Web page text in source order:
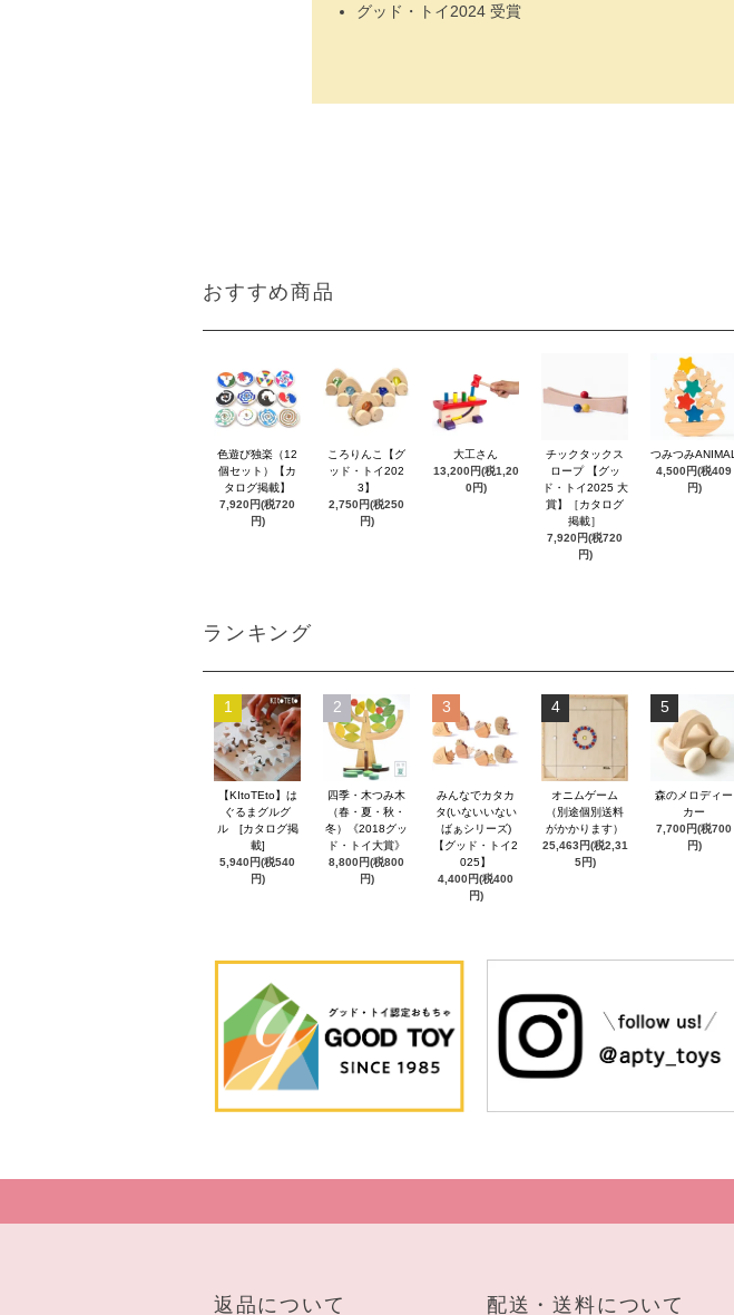
グッド・トイ2024 受賞
おすすめ商品
色遊び独楽（12
個セット）【カ
タログ掲載】
7,920円(税720
円)
ころりんこ【グ
ッド・トイ202
3】
2,750円(税250
円)
大工さん
13,200円(税1,20
0円)
チックタックス
ロープ 【グッ
ド・トイ2025 大
賞】［カタログ
掲載］
7,920円(税720
円)
つみつみANIMAL
4,500円(税409
円)
ランキング
1
【KItoTEto】は
ぐるまグルグ
ル [カタログ掲
載]
5,940円(税540
円)
2
四季・木つみ木
（春・夏・秋・
冬）《2018グッ
ド・トイ大賞》
8,800円(税800
円)
3
みんなでカタカ
タ(いないいない
ばぁシリーズ)
【グッド・トイ2
025】
4,400円(税400
円)
4
オニムゲーム
（別途個別送料
がかかります）
25,463円(税2,31
5円)
5
森のメロディー
カー
7,700円(税700
円)
返品について 配送・送料について